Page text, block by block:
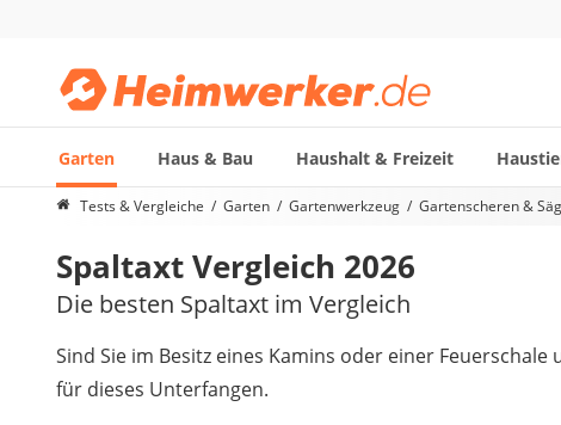
Garten Haus & Bau Haushalt & Freizeit
Die beliebtesten Vergleiche nach Kategorie
Akku-Laubsauger
Faltpavillon
Motorhacke
Schlauchtrommel
Solar-Lichterkette außen
Tests & Vergleiche Garten Gartenwerkzeug Gartenscheren &
Spaltaxt Vergleich 2026
Die besten Spaltaxt im Vergleich
Sind Sie im Besitz eines Kamins oder einer
für dieses Unterfangen.